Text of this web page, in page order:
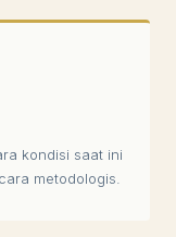
kondisi saat ini
metodologis.